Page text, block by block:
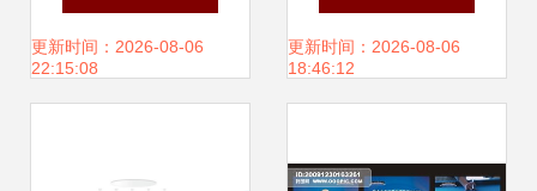
藝術
更新时间：2026-08-06
22:15:08
绎惠州永晖光电品
更新时间：2026-08-06
18:46:12